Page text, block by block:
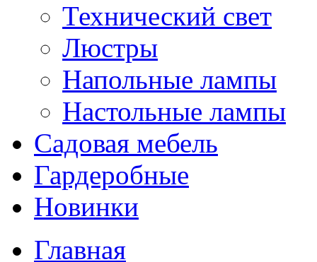
Технический свет
Люстры
Напольные лампы
Настольные лампы
Садовая мебель
Гардеробные
Новинки
Главная